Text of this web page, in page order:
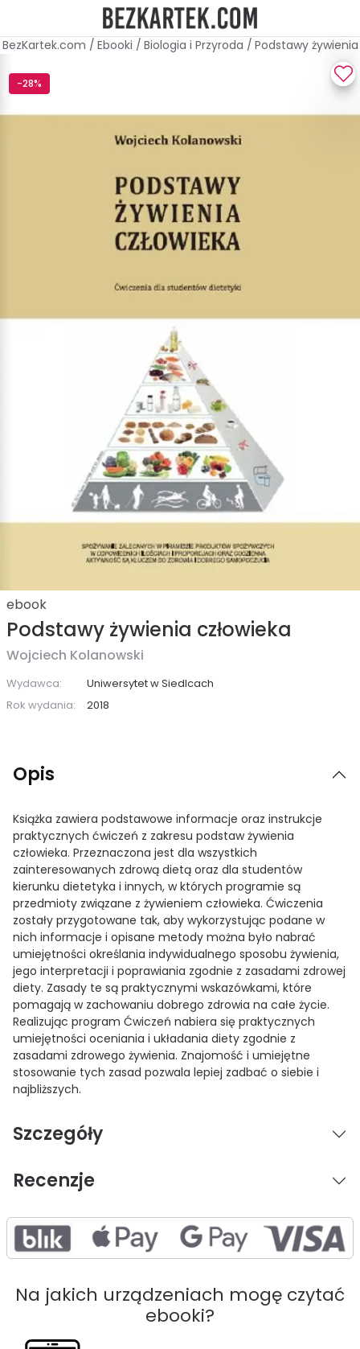
BezKartek.com / Ebooki / Biologia i Przyroda / Podstawy
-28%
ebook
Podstawy żywienia człowieka
Wojciech Kolanowski
Wydawca:
Uniwersytet w Siedlcach
Rok wydania:
2018
Opis
Książka zawiera podstawowe informacje oraz instrukcje
praktycznych ćwiczeń z zakresu podstaw żywienia
człowieka. Przeznaczona jest dla wszystkich
zainteresowanych zdrową dietą oraz dla studentów
kierunku dietetyka i innych, w których programie są
przedmioty związane z żywieniem człowieka. Ćwiczenia
zostały przygotowane tak, aby wykorzystując podane w
nich informacje i opisane metody można było nabrać
umiejętności określania indywidualnego sposobu żywienia,
jego interpretacji i poprawiania zgodnie z zasadami zdrowej
diety. Zasady te są praktycznymi wskazówkami, które
pomagają w zachowaniu dobrego zdrowia na całe życie.
Realizując program Ćwiczeń nabiera się praktycznych
umiejętności oceniania i układania diety zgodnie z
zasadami zdrowego żywienia. Znajomość i umiejętne
stosowanie tych zasad pozwala lepiej zadbać o siebie i
najbliższych.
Szczegóły
Recenzje
Na jakich urządzeniach mogę czytać
ebooki?